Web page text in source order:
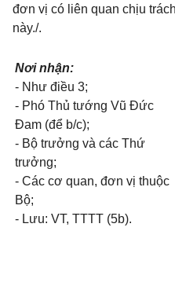
đơn vị có liên quan chịu
này./.
Nơi nhận:
- Như điều 3;
- Phó Thủ tướng Vũ Đức
Đam (để b/c);
- Bộ trưởng và các Thứ
trưởng;
- Các cơ quan, đơn vị thuộc
Bộ;
- Lưu: VT, TTTT (5b).